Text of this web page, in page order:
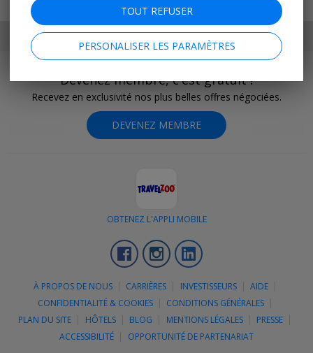
DÉFINIR MON LIEU
Devenez membre, c'est gratuit !
Recevez en exclusivité nos plus belles offres négociées.
DEVENEZ MEMBRE
OBTENEZ L'APPLI MOBILE
FacebookInstagram
À PROPOS DE NOUS CARRIÈRES INVESTISSEURS
AIDE
CONFIDENTIALITÉ & COOKIES
CONDITIONS GÉNÉRALES
PLAN DU SITE
HÔTELS BLOG MENTIONS LÉGALES
PRESSE
ACCESSIBILITÉ
OPPORTUNITÉ DE PARTENARIAT
TOUT REFUSER
PERSONALISER LES PARAMÈTRES